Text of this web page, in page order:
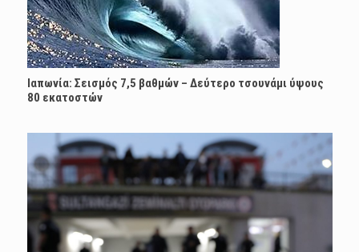
Ιαπωνία: Σεισμός 7,5 βαθμών – Δεύτερο τσουνάμι ύψους
80 εκατοστών